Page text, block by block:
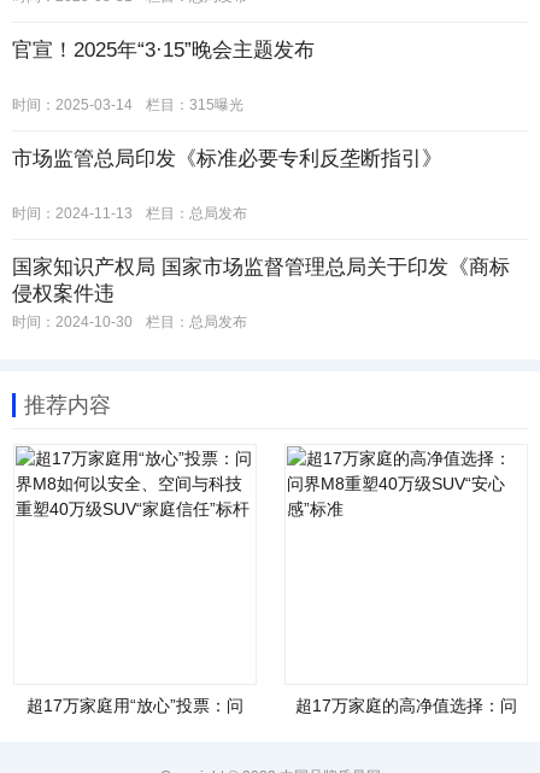
官宣！2025年“3·15”晚会主题发布
时间：2025-03-14 栏目： 315曝光
市场监管总局印发《标准必要专利反垄断指引》
时间：2024-11-13 栏目： 总局发布
国家知识产权局 国家市场监督管理总局关于印发《商标
侵权案件违
时间：2024-10-30 栏目： 总局发布
推荐内容
超17万家庭用“放心”投票：问
超17万家庭的高净值选择：问